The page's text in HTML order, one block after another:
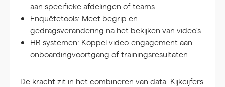
aan specifieke afdelingen of teams.
Enquêtetools: Meet begrip en
gedragsverandering na het bekijken van video’s.
HR-systemen: Koppel video-engagement aan
onboardingvoortgang of trainingsresultaten.
De kracht zit in het combineren van data. Kijkcijfers